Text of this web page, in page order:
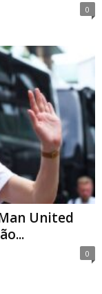
0
United
0